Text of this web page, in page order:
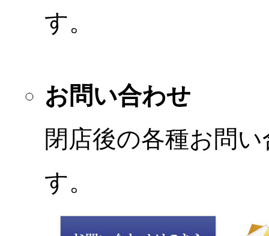
す。
お問い合わせ
閉店後の各種お問
す。